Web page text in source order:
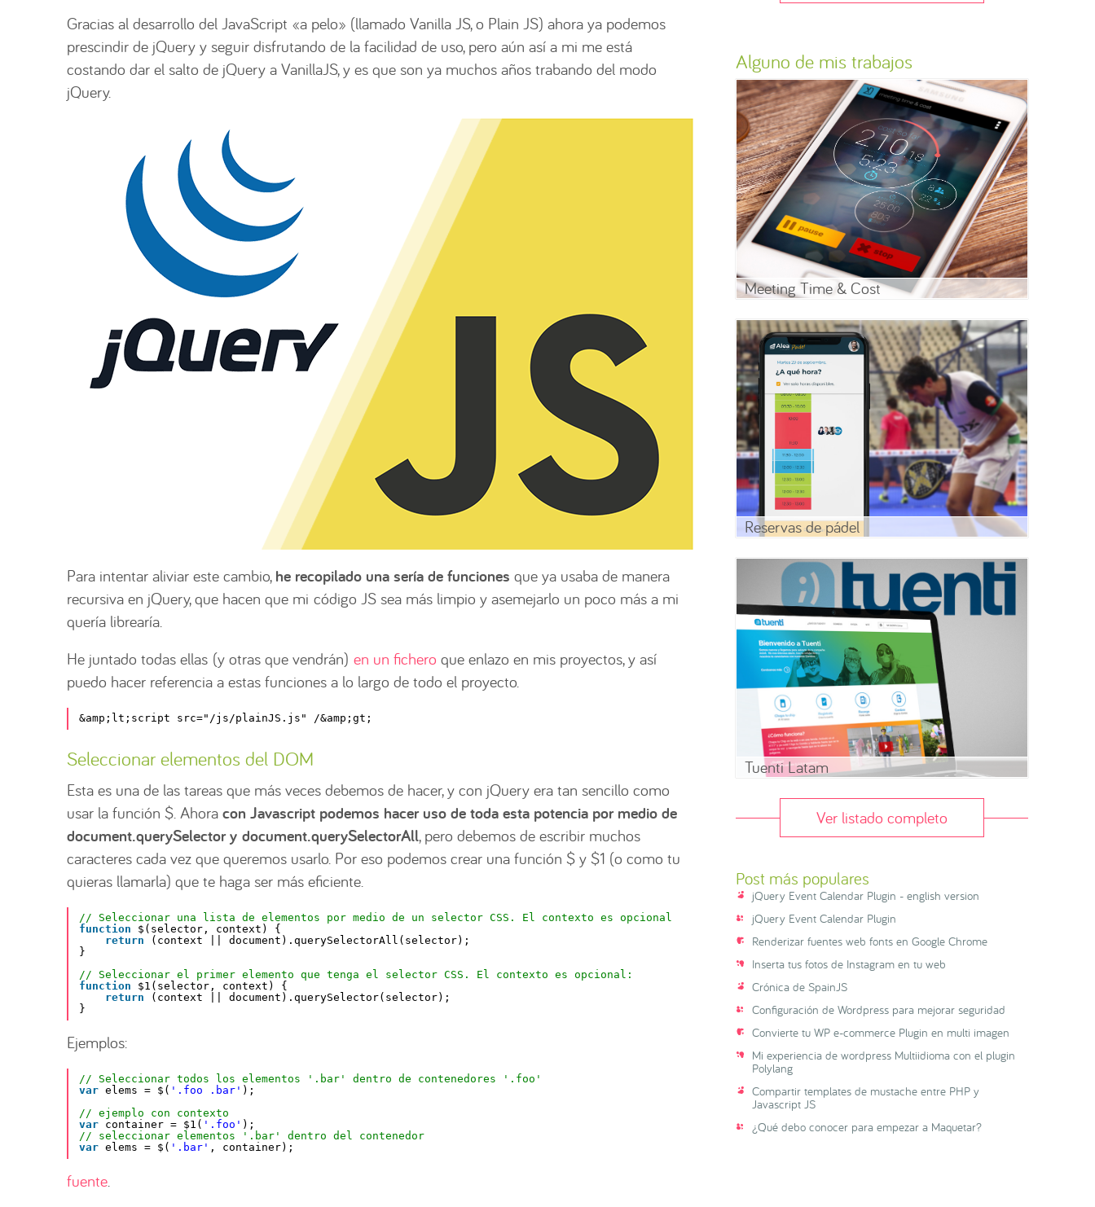
Gracias al desarrollo del JavaScript «a pelo» (llamado Vanilla JS, o Plain JS) ahora ya podemos
prescindir de jQuery y seguir disfrutando de la facilidad de uso, pero aún así a mi me está
costando dar el salto de jQuery a VanillaJS, y es que son ya muchos años trabando del modo
jQuery.
Para intentar aliviar este cambio, he recopilado una sería de funciones que ya usaba de manera
recursiva en jQuery, que hacen que mi código JS sea más limpio y asemejarlo un poco más a mi
quería librearía.
He juntado todas ellas (y otras que vendrán) en un fichero que enlazo en mis proyectos, y así
puedo hacer referencia a estas funciones a lo largo de todo el proyecto.
&amp;lt;script src="/js/plainJS.js" /&amp;gt;
Seleccionar elementos del DOM
Esta es una de las tareas que más veces debemos de hacer, y con jQuery era tan sencillo como
usar la función $. Ahora con Javascript podemos hacer uso de toda esta potencia por medio de
document.querySelector y document.querySelectorAll, pero debemos de escribir muchos
caracteres cada vez que queremos usarlo. Por eso podemos crear una función $ y $1 (o como tu
quieras llamarla) que te haga ser más eficiente.
// Seleccionar una lista de elementos por medio de un selector CSS. El contexto es opcional
function
$(selector, context) {
return
(context || document).querySelectorAll(selector);
}
// Seleccionar el primer elemento que tenga el selector CSS. El contexto es opcional:
function
$1(selector, context) {
return
(context || document).querySelector(selector);
}
Ejemplos:
// Seleccionar todos los elementos '.bar' dentro de contenedores '.foo'
var elems = $( '.foo .bar' );
// ejemplo con contexto
var container = $1( '.foo' );
// seleccionar elementos '.bar' dentro del contenedor
var elems = $( '.bar' , container);
fuente
Alguno de mis trabajos
Meeting Time & Cost
Reservas de pádel
Tuenti Latam
Ver listado completo
Post más populares
jQuery Event Calendar Plugin - english version
jQuery Event Calendar Plugin
Renderizar fuentes web fonts en Google Chrome
Inserta tus fotos de Instagram en tu web
Crónica de SpainJS
Configuración de Wordpress para mejorar seguridad
Convierte tu WP e-commerce Plugin en multi imagen
Mi experiencia de wordpress Multiidioma con el plugin
Polylang
Compartir templates de mustache entre PHP y
Javascript JS
¿Qué debo conocer para empezar a Maquetar?